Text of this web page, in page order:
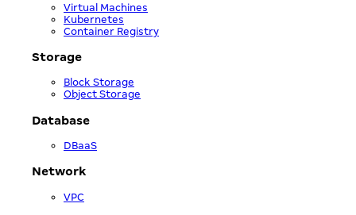
Virtual Machines
Kubernetes
Container Registry
Storage
Block Storage
Object Storage
Database
DBaaS
Network
VPC